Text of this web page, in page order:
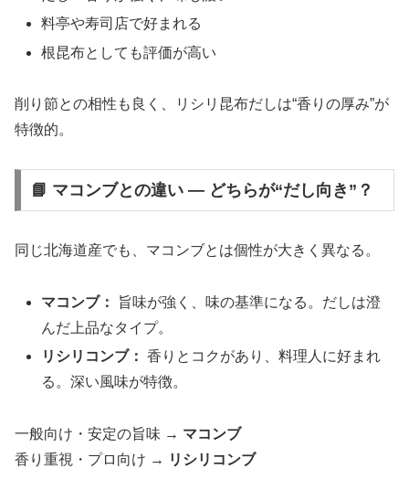
料亭や寿司店で好まれる
根昆布としても評価が高い
削り節との相性も良く、リシリ昆布だしは“香りの厚み”が
特徴的。
📘 マコンブとの違い ― どちらが“だし向き”？
同じ北海道産でも、マコンブとは個性が大きく異なる。
マコンブ：
旨味が強く、味の基準になる。だしは澄
んだ上品なタイプ。
リシリコンブ： 香りとコクがあり、料理人に好まれ
る。深い風味が特徴。
一般向け・安定の旨味 → マコンブ
香り重視・プロ向け → リシリコンブ